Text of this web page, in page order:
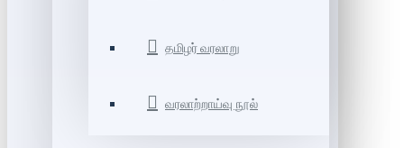
தமிழர் வரலாறு
வரலாற்றாய்வு நூல்